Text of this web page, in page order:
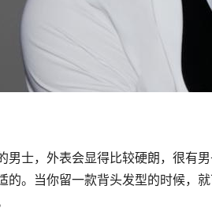
男士，外表会显得比较硬朗，很有
的。当你留一款背头发型的时候，